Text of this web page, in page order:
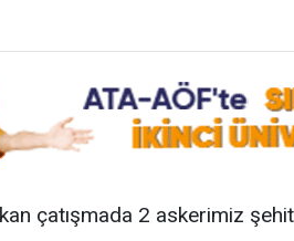
çatışmada 2 askerimiz